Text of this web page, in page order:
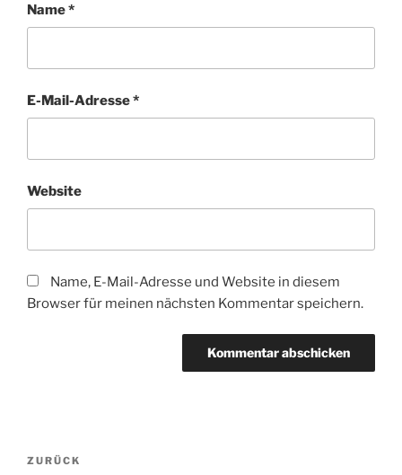
Name*
E-Mail-Adresse*
Website
Name, E-Mail-Adresse und Website in diesem
Browser für meinen nächsten Kommentar speichern.
Beitragsnavigation
Vorheriger
ZURÜCK